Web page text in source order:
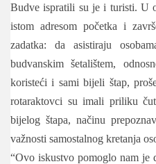
Budve ispratili su je i turisti. U
istom adresom početka i
zadatka: da asistiraju
budvanskim šetalištem,
koristeći i sami bijeli štap,
rotaraktovci su imali priliku
bijelog štapa, načinu
važnosti samostalnog kretanja
“Ovo iskustvo pomoglo nam je